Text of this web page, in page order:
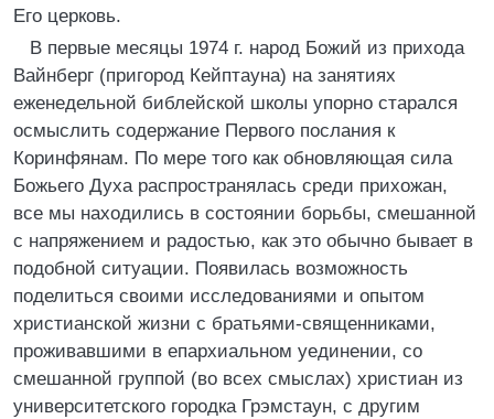
Его церковь.
В первые месяцы 1974 г. народ Божий из прихода
Вайнберг (пригород Кейптауна) на занятиях
еженедельной библейской школы упорно старался
осмыслить содержание Первого послания к
Коринфянам. По мере того как обновляющая сила
Божьего Духа распространялась среди прихожан,
все мы находились в состоянии борьбы, смешанной
с напряжением и радостью, как это обычно бывает в
подобной ситуации. Появилась возможность
поделиться своими исследованиями и опытом
христианской жизни с братьями-священниками,
проживавшими в епархиальном уединении, со
смешанной группой (во всех смыслах) христиан из
университетского городка Грэмстаун, с другим